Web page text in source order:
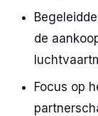
de
Focus op